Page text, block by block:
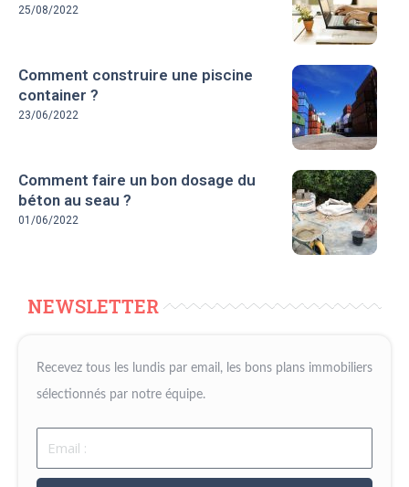
25/08/2022
Comment construire une piscine
container ?
23/06/2022
Comment faire un bon dosage du
béton au seau ?
01/06/2022
NEWSLETTER
Recevez tous les lundis par email, les bons plans immobiliers
sélectionnés par notre équipe.
Email